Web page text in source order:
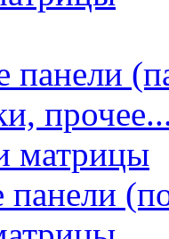
панели
матрицы